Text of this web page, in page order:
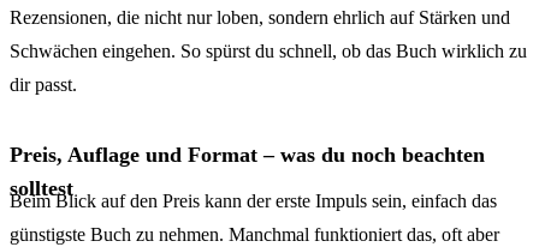
Rezensionen, die nicht nur loben, sondern ehrlich auf Stärken und
Schwächen eingehen. So spürst du schnell, ob das Buch wirklich zu
dir passt.
Preis, Auflage und Format – was du noch beachten
solltest
Beim Blick auf den Preis kann der erste Impuls sein, einfach das
günstigste Buch zu nehmen. Manchmal funktioniert das, oft aber